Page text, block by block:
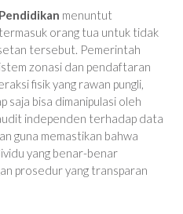
menuntut
orang tua untuk tidak
tersebut. Pemerintah
zonasi dan pendaftaran
fisik yang rawan pungli,
saja bisa dimanipulasi oleh
independen terhadap data
guna memastikan bahwa
yang benar-benar
prosedur yang transparan